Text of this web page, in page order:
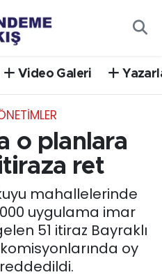
Video Galeri
o planlara
ret
mahallelerinde
uygulama imar
51 itiraz Bayraklı
oy
ve Fikstür